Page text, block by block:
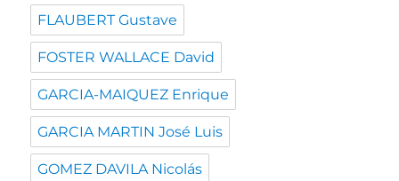
FLAUBERT Gustave
FOSTER WALLACE David
GARCIA-MAIQUEZ Enrique
GARCIA MARTIN José Luis
GOMEZ DAVILA Nicolás